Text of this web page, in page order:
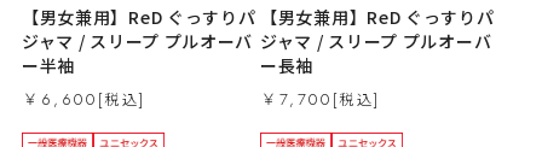
【男女兼用】ReD ぐっすりパ
ジャマ / スリープ プルオーバ
ー半袖
￥6,600
【男女兼用】ReD ぐっすりパ
ジャマ / スリープ プルオーバ
ー長袖
￥7,700